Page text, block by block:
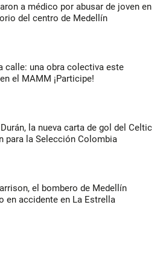
a médico por abusar de joven en
del centro de Medellín
calle: una obra colectiva este
el MAMM ¡Participe!
la nueva carta de gol del Celtic
para la Selección Colombia
el bombero de Medellín
en accidente en La Estrella